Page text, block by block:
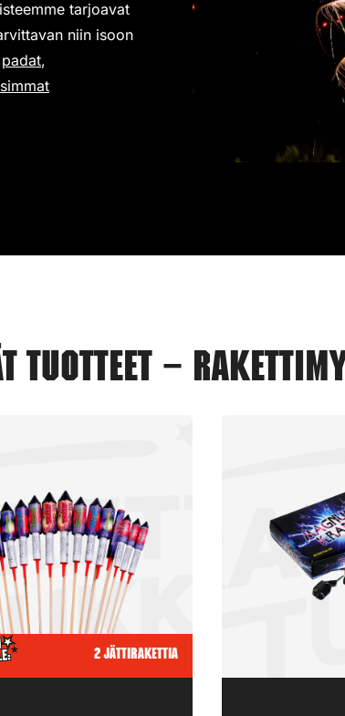
tarjoavat
niin isoon
padat,
tuotteet –
2 jättirakettia